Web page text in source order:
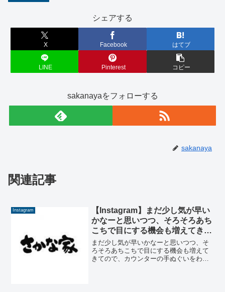
シェアする
X Facebook はてブ
LINE Pinterest コピー
sakanayaをフォローする
sakanaya
関連記事
Instagram
【Instagram】まだ少し気が早い
かなーと思いつつ、そろそろあち
こちで目にする機会も増えてきて
ので、カウンターの手ぬぐいをわ
さびからアジサイにチェンジ。ど
ちらもぼかし加減が気に入ってい
まだ少し気が早いかなーと思いつつ、そ
ろそろあちこちで目にする機会も増えて
きてので、カウンターの手ぬぐいをわさ